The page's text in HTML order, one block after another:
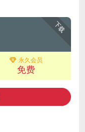
下载
永久会员
免费